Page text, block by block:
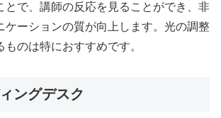
とで、講師の反応を見ることができ、非
ケーションの質が向上します。光の調整
のは特におすすめです。
ングデスク